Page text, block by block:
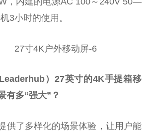
3小时的使用。
）27英寸的4K手提箱移
有多“强大”？
供了多样化的场景体验，让用户能